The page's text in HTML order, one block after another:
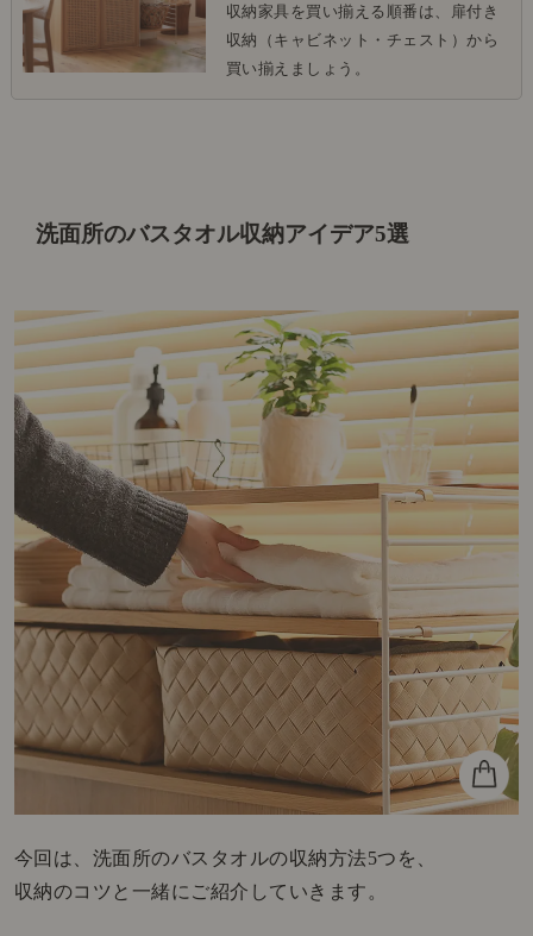
収納家具を買い揃える順番は、扉付き
収納（キャビネット・チェスト）から
買い揃えましょう。
洗面所のバスタオル収納アイデア5選
今回は、洗面所のバスタオルの収納方法5つを、
収納のコツと一緒にご紹介していきます。